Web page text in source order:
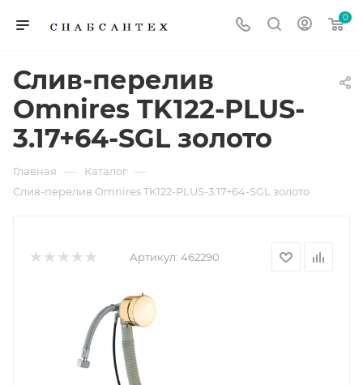
0
Слив-перелив
Omnires TK122-PLUS-
3.17+64-SGL золото
Главная — Каталог —
Слив-перелив Omnires TK122-PLUS-3.17+64-SGL золото
Артикул: 462290